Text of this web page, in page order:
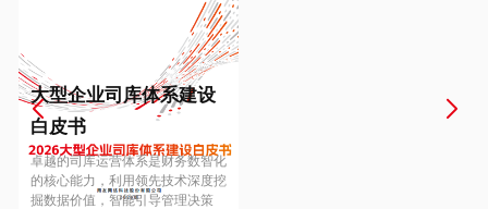
Europe
Hungary
大型企业司库体系建设
白皮书
卓越的司库运营体系是财务数智化
的核心能力，利用领先技术深度挖
掘数据价值，智能引导管理决策